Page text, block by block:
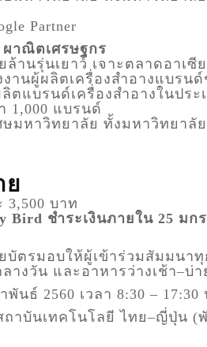
Partner
าณิตเศรษฐกร
ล้านรุ่นเยาว์ เจาะตลาดอาเ
งานผู้ผลิตเครื่องสำอางแบรน
ลิตแบรนด์เครื่องสำอางในปร
1,000 แบรนด์
ษมหาวิทยาลัย ทั้งมหาวิทยาลั
ย
3,500 บาท
Bird ชำระเงินภายใน 25 มก
บัตรมอบให้ผู้เข้าร่วมสัมมนา
างวัน และอาหารว่างเช้า–บ่า
พันธ์ 2560 เวลา 8:30 – 17:30
ถาบันเทคโนโลยี ไทย–ญี่ปุ่น (